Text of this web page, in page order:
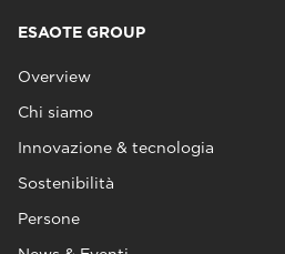
ESAOTE GROUP
Overview
Chi siamo
Innovazione & tecnologia
Sostenibilità
Persone